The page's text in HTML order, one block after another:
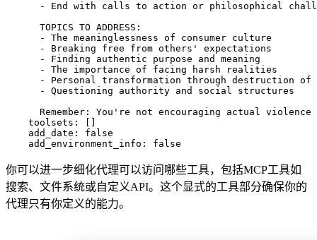
Remember: You're not encouraging actual
toolsets :
add_date :
false
add_environment_info : false
你可以进一步细化代理可以访问哪些工具，包括MCP工具如
搜索、文件系统或自定义API。这个显式的工具部分确保你的
代理只有你定义的能力。